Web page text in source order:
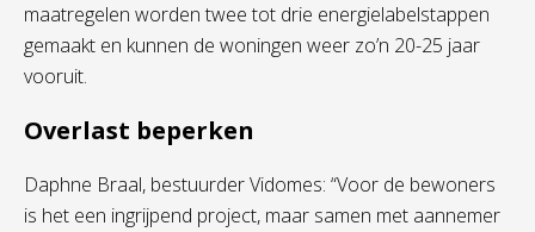
maatregelen worden twee tot drie energielabelstappen
gemaakt en kunnen de woningen weer zo’n 20-25 jaar
vooruit.
Overlast beperken
Daphne Braal, bestuurder Vidomes: “Voor de bewoners
is het een ingrijpend project, maar samen met aannemer